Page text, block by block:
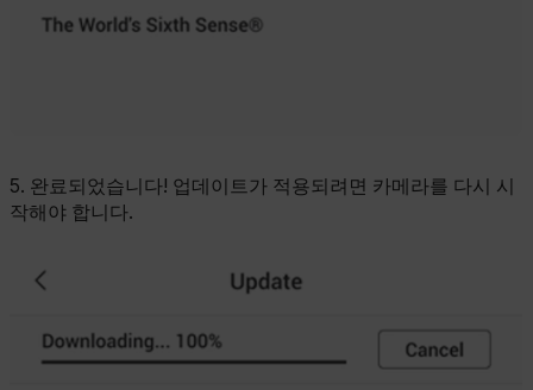
5. 완료되었습니다! 업데이트가 적용되려면 카메라를 다시 시
작해야 합니다.